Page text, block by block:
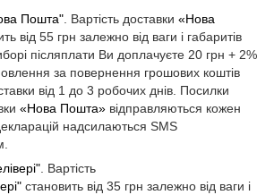
Пошта" . Вартість доставки «Нова
від 55 грн залежно від ваги і габаритів
післяплати Ви доплачуєте 20 грн + 2%
за повернення грошових коштів
від 1 до 3 робочих днів. Посилки
«Нова Пошта» відправляються кожен
надсилаються SMS
. Вартість
становить від 35 грн залежно від ваги і